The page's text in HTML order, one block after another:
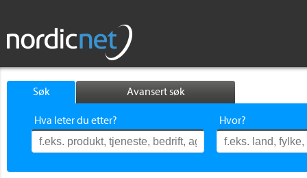
Søk Avansert søk
Hva leter du etter? Hvor?